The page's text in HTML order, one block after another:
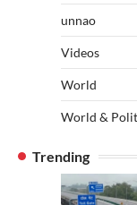
unnao
Videos
World
World &
Trending